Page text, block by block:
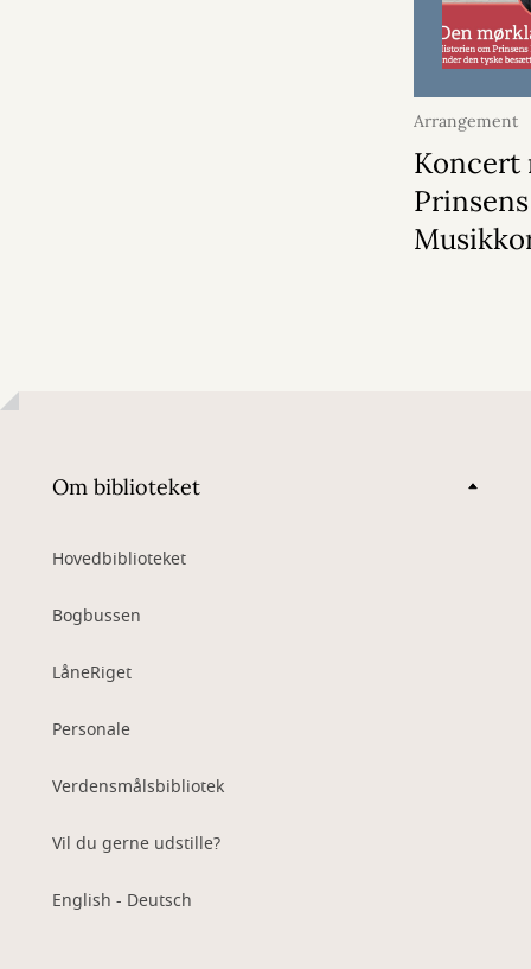
Arrangement
2026
Koncert
Prinsens
Om biblioteket
Hovedbiblioteket
Bogbussen
LåneRiget
Personale
Verdensmålsbibliotek
Vil du gerne udstille?
English - Deutsch